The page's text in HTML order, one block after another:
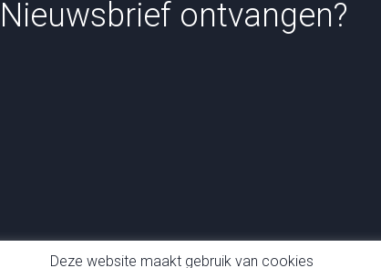
Nieuwsbrief ontvangen?
Deze website maakt gebruik van cookies